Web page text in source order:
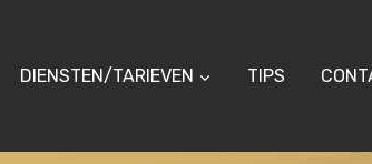
DIENSTEN/TARIEVEN TIPS